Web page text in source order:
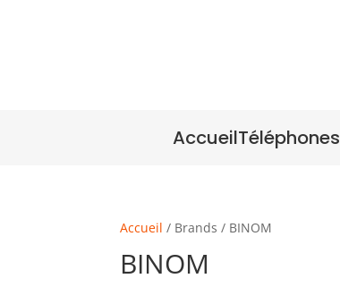
AccueilTéléphones
Accueil / Brands / BINOM
BINOM